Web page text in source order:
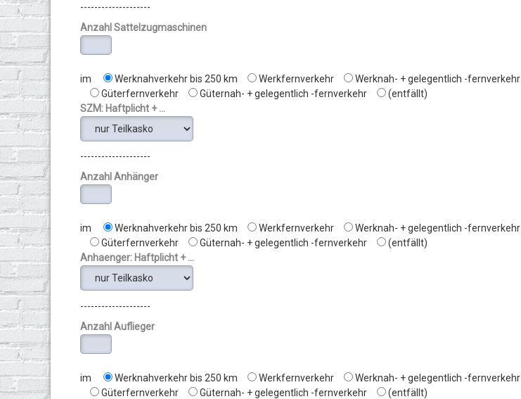
--------------------
Anzahl Sattelzugmaschinen
im Werknahverkehr bis 250 km Werkfernverkehr Werknah- + gelegentlich -fernverkehr
Güterfernverkehr
Güternah- + gelegentlich -fernverkehr
(entfällt)
SZM: Haftplicht + ...
--------------------
Anzahl Anhänger
im Werknahverkehr bis 250 km Werkfernverkehr Werknah- + gelegentlich -fernverkehr
Güterfernverkehr
Güternah- + gelegentlich -fernverkehr
(entfällt)
Anhaenger: Haftplicht + ...
--------------------
Anzahl Auflieger
im Werknahverkehr bis 250 km Werkfernverkehr Werknah- + gelegentlich -fernverkehr
Güterfernverkehr
Güternah- + gelegentlich -fernverkehr (entfällt)